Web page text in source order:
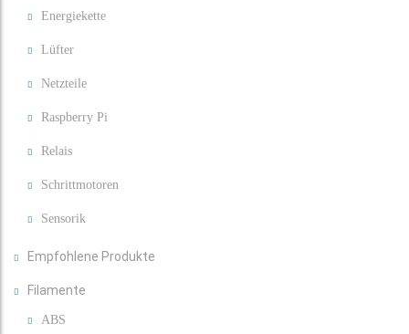
Energiekette
Lüfter
Netzteile
Raspberry Pi
Relais
Schrittmotoren
Sensorik
Empfohlene Produkte
Filamente
ABS